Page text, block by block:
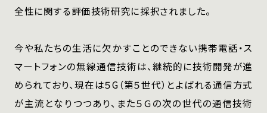
全性に関する評価技術研究に採択されました。
今や私たちの生活に欠かすことのできない携帯電話・ス
マートフォンの無線通信技術は、継続的に技術開発が進
められており、現在は５G（第５世代）とよばれる通信方式
が主流となりつつあり、また５Ｇの次の世代の通信技術